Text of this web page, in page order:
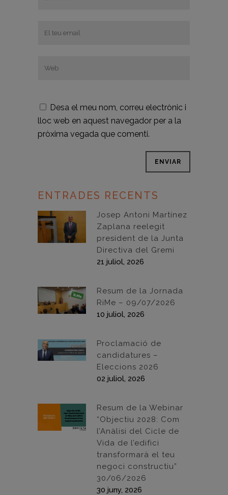
Desa el meu nom, correu electrònic i
lloc web en aquest navegador per a la
pròxima vegada que comenti.
ENTRADES RECENTS
Josep Antoni Martínez
Zaplana reelegit
president de la Junta
Directiva del Gremi
21 juliol, 2026
Resum de la Jornada
RiMe – 09/07/2026
10 juliol, 2026
Proclamació de
candidatures –
Eleccions 2026
02 juliol, 2026
Resum de la Webinar
“Objectiu 2028: Com
l’Anàlisi del Cicle de
Vida de l’edifici
transformarà el teu
negoci constructiu”
30/06/2026
30 juny, 2026